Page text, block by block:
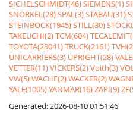
SICHELSCHMIDT(46)SIEMENS(1)
SNORKEL(28)SPAL(3)STABAU(31)
STEINBOCK(1945)STILL(30)
TAKEUCHI(2)TCM(604)
TOYOTA(29041)TRUCK(2161)
UNICARRIERS(3) UPRIGHT(28)
VETTER(11)VICKERS(2)Voith(3)
VW(5)WACHE(2)WACKER(2)
YALE(1005)YANMAR(16)ZAPI(9)
Generated: 2026-08-10 01:51:46